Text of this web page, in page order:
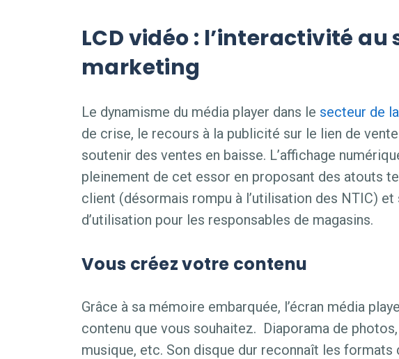
LCD vidéo : l’interactivité au
marketing
Le dynamisme du média player dans le secteur de
de crise, le recours à la publicité sur le lien de
soutenir des ventes en baisse. L’affichage
pleinement de cet essor en proposant des atouts
client (désormais rompu à l’utilisation des NTIC)
d’utilisation pour les responsables de magasins.
Vous créez votre contenu
Grâce à sa mémoire embarquée, l’écran média
contenu que vous souhaitez. Diaporama de
musique, etc. Son disque dur reconnaît les